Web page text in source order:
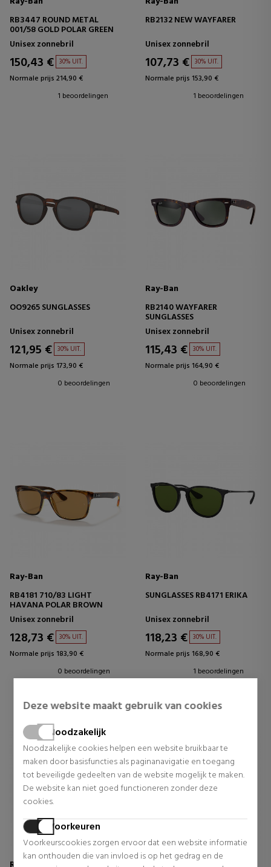
Deze website maakt gebruik van cookies
Noodzakelijk
Noodzakelijke cookies helpen een website bruikbaar te
maken door basisfuncties als paginanavigatie en toegang
tot beveiligde gedeelten van de website mogelijk te maken.
De website kan niet goed functioneren zonder deze
cookies.
Voorkeuren
Voorkeurscookies zorgen ervoor dat een website informatie
kan onthouden die van invloed is op het gedrag en de
RB3447 ROUND METAL
001/58 GOLD POLAR GREEN
Unisex zonnebril
150,43 € 30% UIT.
Normale prijs 214,90 €
1 beoordelingen
RB2132 NEW WAYFARER
Unisex zonnebril
107,73 € 30% UIT.
Normale prijs 153,90 €
1 beoordelingen
Oakley
OO9265 SUNGLASSES
Unisex zonnebril
121,95 € 30% UIT.
Normale prijs 173,90 €
0 beoordelingen
Ray-Ban
RB2140 WAYFARER
SUNGLASSES
Unisex zonnebril
115,43 € 30% UIT.
Normale prijs 164,90 €
0 beoordelingen
Ray-Ban
RB4181 710/83 LIGHT
HAVANA POLAR BROWN
Unisex zonnebril
128,73 € 30% UIT.
Normale prijs 183,90 €
0 beoordelingen
Ray-Ban
SUNGLASSES RB4171 ERIKA
Unisex zonnebril
118,23 € 30% UIT.
Normale prijs 168,90 €
1 beoordelingen